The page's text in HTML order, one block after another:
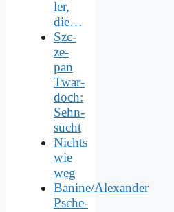
ler,
die…
Szc­
ze­
pan
Twar­
doch:
Sehn­
sucht
Nichts
wie
weg
Banine/Alexander
Psche­